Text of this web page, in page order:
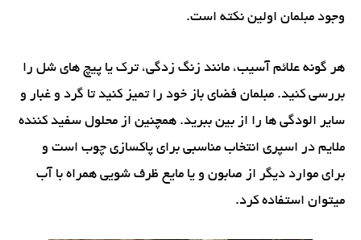
وجود مبلمان اولین نکته است.
هر گونه علائم آسیب، مانند زنگ زدگی، ترک یا پیچ های شل را
بررسی کنید. مبلمان فضای باز خود را تمیز کنید تا گرد و غبار و
سایر الودگی ها را از بین ببرید. همچنین از محلول سفید کننده
ملایم در اسپری انتخاب مناسبی برای پاکسازی چوب است و
برای موارد دیگر از صابون و یا مایع ظرف شویی همراه با آب
میتوان استفاده کرد.